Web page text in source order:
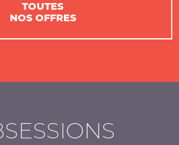
TOUTES
NOS OFFRES